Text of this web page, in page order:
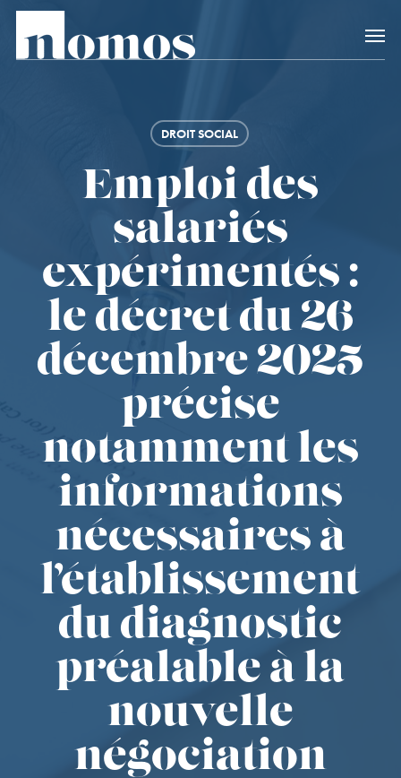
Skip
main
Accès rapide
DROIT SOCIAL
Emploi des
salariés
expérimentés :
le décret du 26
décembre 2025
précise
notamment les
informations
nécessaires à
l’établissement
du diagnostic
préalable à la
nouvelle
négociation